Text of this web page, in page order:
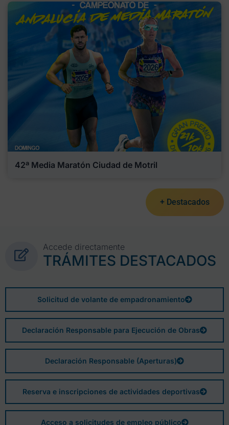
42ª Media Maratón Ciudad de Motril
+ Destacados
Accede directamente
TRÁMITES DESTACADOS
Solicitud de volante de empadronamiento
Declaración Responsable para Ejecución de Obras
Declaración Responsable (Aperturas)
Reserva e inscripciones de actividades deportivas
Acceso a solicitudes de empleo público